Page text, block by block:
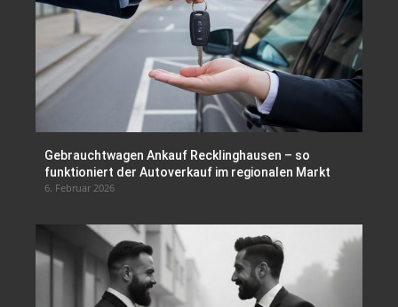
Gebrauchtwagen Ankauf Recklinghausen – so
funktioniert der Autoverkauf im regionalen Markt
6. Februar 2026